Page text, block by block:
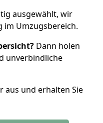
ausgewählt, wir
im Umzugsbereich.
Dann holen
unverbindliche
aus und erhalten Sie